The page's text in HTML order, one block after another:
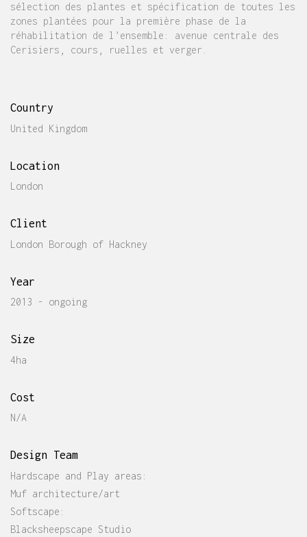
sélection des plantes et spécification de toutes les
zones plantées pour la première phase de la
réhabilitation de l’ensemble: avenue centrale des
Cerisiers, cours, ruelles et verger.
Country
United Kingdom
Location
London
Client
London Borough of Hackney
Year
2013 - ongoing
Size
4ha
Cost
N/A
Design Team
Hardscape and Play areas:
Muf architecture/art
Softscape:
Blacksheepscape Studio